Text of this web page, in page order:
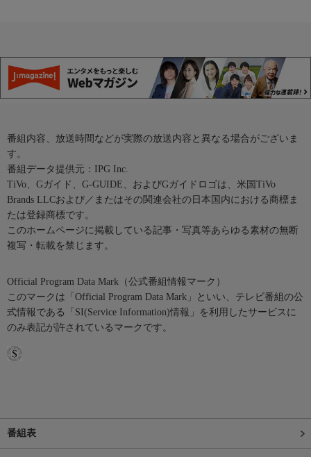
番組内容、放送時間などが実際の放送内容と異なる場合がございま
す。
番組データ提供元：IPG Inc.
TiVo、Gガイド、G-GUIDE、およびGガイドロゴは、米国TiVo
Brands LLCおよび／またはその関連会社の日本国内における商標ま
たは登録商標です。
このホームページに掲載している記事・写真等あらゆる素材の無断
複写・転載を禁じます。
Official Program Data Mark（公式番組情報マーク）
このマークは「Official Program Data Mark」といい、テレビ番組の公
式情報である「SI(Service Information)情報」を利用したサービスに
のみ表記が許されているマークです。
番組表